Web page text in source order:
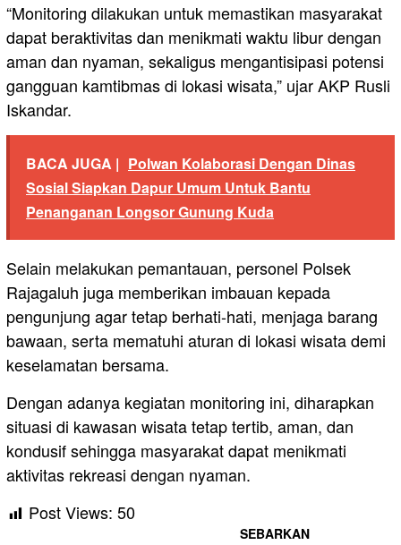
“Monitoring dilakukan untuk memastikan masyarakat
dapat beraktivitas dan menikmati waktu libur dengan
aman dan nyaman, sekaligus mengantisipasi potensi
gangguan kamtibmas di lokasi wisata,” ujar AKP Rusli
Iskandar.
BACA JUGA | Polwan Kolaborasi Dengan Dinas
Sosial Siapkan Dapur Umum Untuk Bantu
Penanganan Longsor Gunung Kuda
Selain melakukan pemantauan, personel Polsek
Rajagaluh juga memberikan imbauan kepada
pengunjung agar tetap berhati-hati, menjaga barang
bawaan, serta mematuhi aturan di lokasi wisata demi
keselamatan bersama.
Dengan adanya kegiatan monitoring ini, diharapkan
situasi di kawasan wisata tetap tertib, aman, dan
kondusif sehingga masyarakat dapat menikmati
aktivitas rekreasi dengan nyaman.
Post Views: 50
SEBARKAN